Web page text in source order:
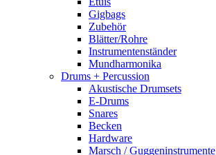
Gigbags
Zubehör
Blätter/Rohre
Instrumentenständer
Mundharmonika
Drums + Percussion
Akustische Drumsets
E-Drums
Snares
Becken
Hardware
Marsch / Guggeninstrumente